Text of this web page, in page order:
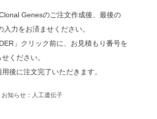
Genesのご注文作成後、最後の
力をお済ませください。
」クリック前に、お見積もり番号を
ください。
後に注文完了いただきます。
お知らせ：人工遺伝子